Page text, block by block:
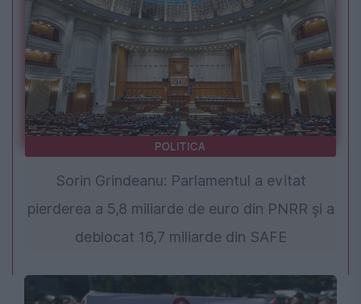
POLITICA
Sorin Grindeanu: Parlamentul a evitat
pierderea a 5,8 miliarde de euro din PNRR și a
deblocat 16,7 miliarde din SAFE